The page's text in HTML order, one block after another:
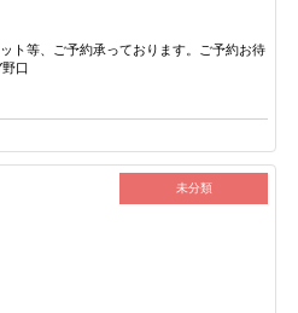
ト等、ご予約承っております。ご予約お待
口
未分類